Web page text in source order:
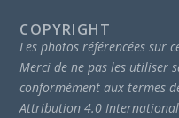
COPYRIGHT
Les photos référencées sur
Merci de ne pas les utiliser
conformément aux termes
Attribution 4.0 International